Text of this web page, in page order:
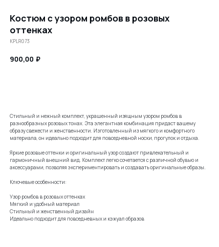
Костюм с узором ромбов в розовых
оттенках
KPLR073
900,00 ₽
Стильный и нежный комплект, украшенный изящным узором ромбов в
разнообразных розовых тонах. Эта элегантная комбинация придаст вашему
образу свежести и женственности. Изготовленный из мягкого и комфортного
материала, он идеально подходит для повседневной носки, прогулок и отдыха.
Яркие розовые оттенки и оригинальный узор создают привлекательный и
гармоничный внешний вид. Комплект легко сочетается с различной обувью и
аксессуарами, позволяя экспериментировать и создавать оригинальные образы.
Ключевые особенности:
Узор ромбов в розовых оттенках
Мягкий и удобный материал
Стильный и женственный дизайн
Идеально подходит для повседневных и кэжуал образов